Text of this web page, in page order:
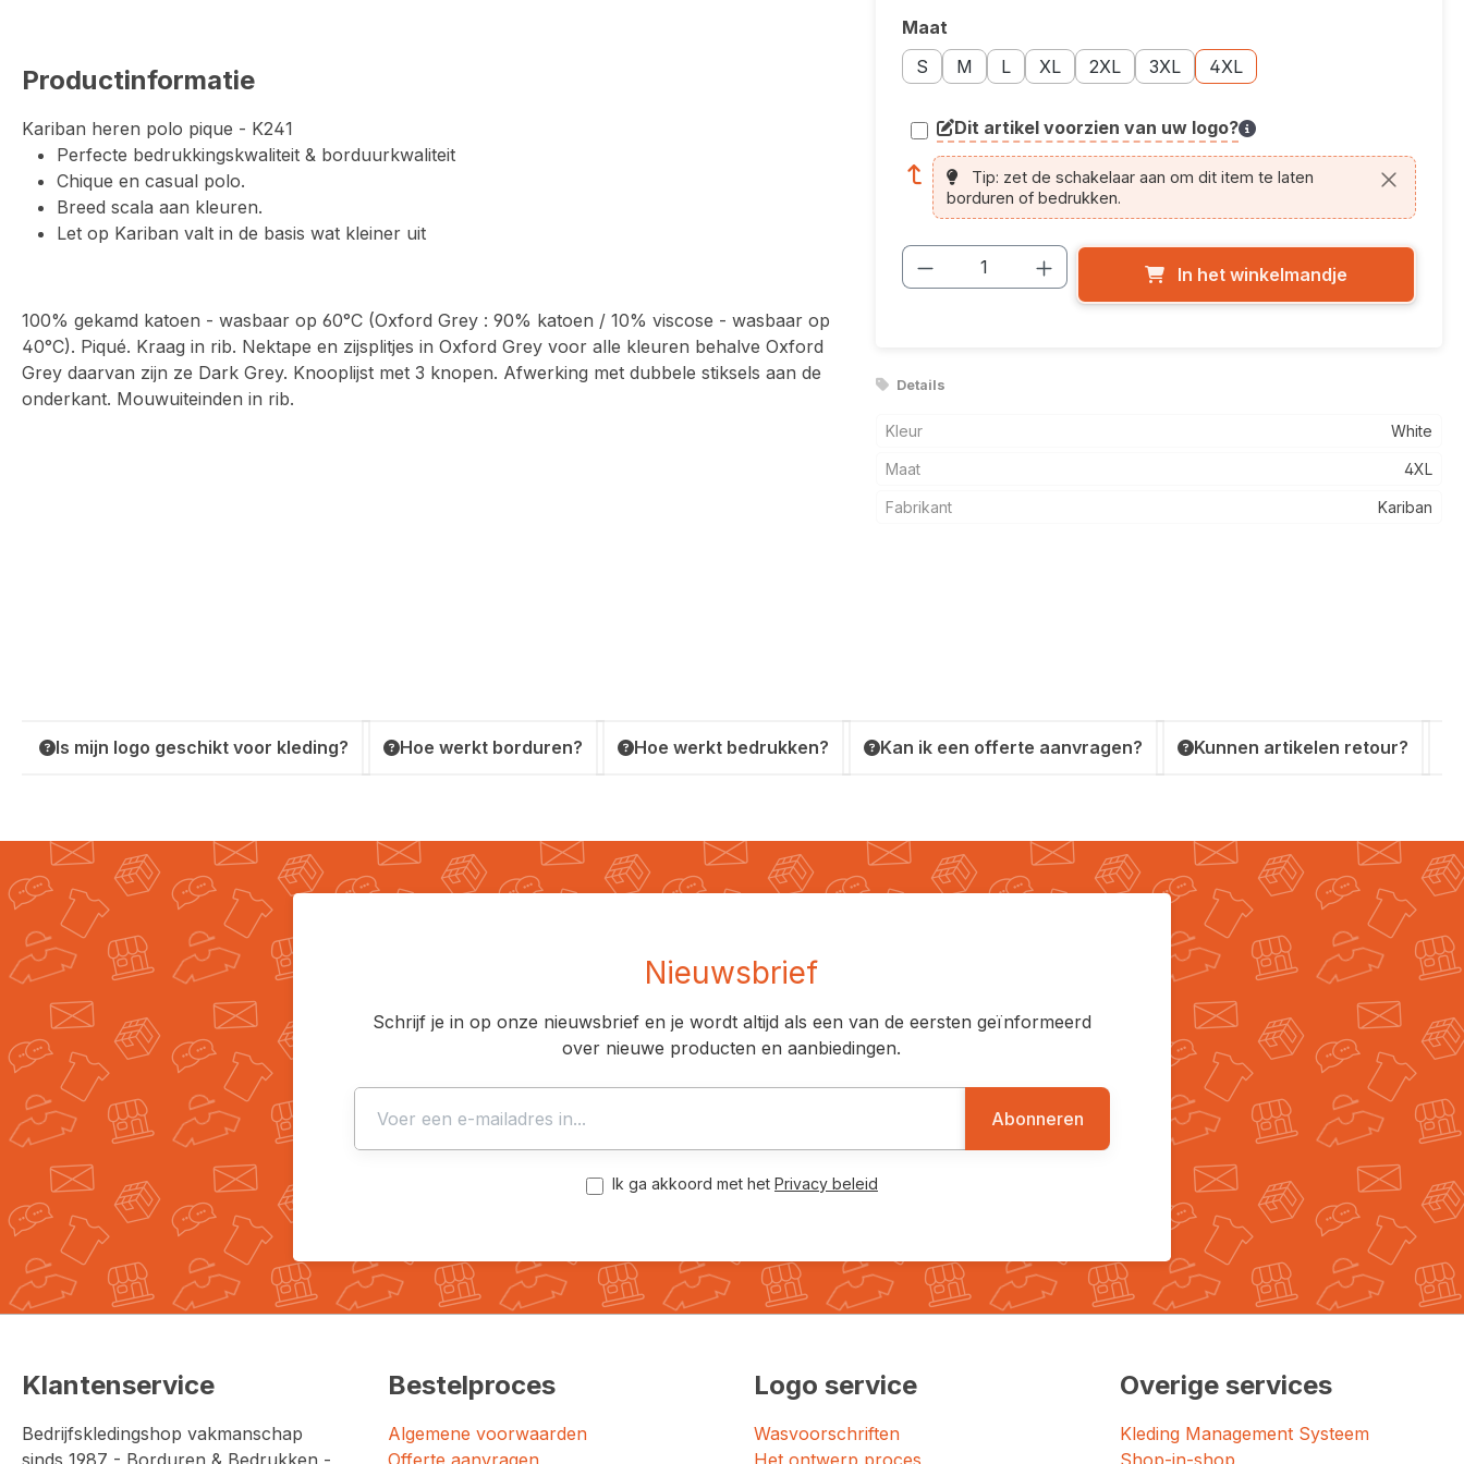
Productinformatie
Kariban heren polo pique - K241
Perfecte bedrukkingskwaliteit & borduurkwaliteit
Chique en casual polo.
Breed scala aan kleuren.
Let op Kariban valt in de basis wat kleiner uit
100% gekamd katoen - wasbaar op 60°C (Oxford Grey : 90% katoen / 10% viscose - wasbaar op
40°C). Piqué. Kraag in rib. Nektape en zijsplitjes in Oxford Grey voor alle kleuren behalve Oxford
Grey daarvan zijn ze Dark Grey. Knooplijst met 3 knopen. Afwerking met dubbele stiksels aan de
onderkant. Mouwuiteinden in rib.
Selecteer
Maat
S
Maatoptie: S
M
Maatoptie: M
L
Maatoptie: L
XL
Maatoptie: XL
2XL
Maatoptie: 2XL
3XL
Maatoptie: 3XL
4XL
Maatoptie: 4XL
Dit artikel voorzien van uw logo?
article.printing.helptext
Tip: zet de schakelaar aan om dit item te laten
borduren of bedrukken.
Producthoeveelheid: Voer de gewenste
In het winkelmandje
Details
Kleur White
Maat 4XL
Fabrikant Kariban
Is mijn logo geschikt voor kleding? Hoe werkt borduren? Hoe werkt bedrukken? Kan ik een offerte aanvragen? Kunnen artikelen retour?
Nieuwsbrief
Schrijf je in op onze nieuwsbrief en je wordt altijd als een van de eersten geïnformeerd
over nieuwe producten en aanbiedingen.
Abonneren
Ik ga akkoord met het Privacy beleid
Klantenservice
Bedrijfskledingshop vakmanschap
sinds 1987 - Borduren & Bedrukken -
Bestelproces
Algemene voorwaarden
Offerte aanvragen
Logo service
Wasvoorschriften
Het ontwerp proces
Overige services
Kleding Management Systeem
Shop-in-shop